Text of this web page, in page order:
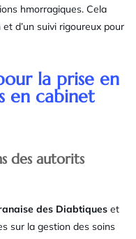
hmorragiques. Cela
d’un suivi rigoureux pour
la prise en
en cabinet
des autorits
des Diabtiques et
sur la gestion des soins